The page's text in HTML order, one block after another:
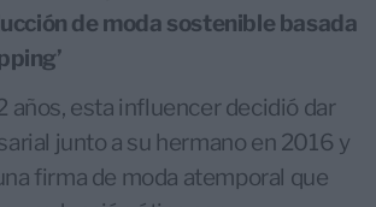
de moda sostenible basada
años, esta influencer decidió dar
junto a su hermano en 2016 y
firma de moda atemporal que